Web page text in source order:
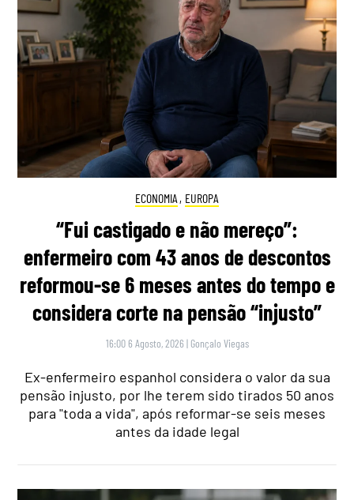
ECONOMIA , EUROPA
“Fui castigado e não mereço”:
enfermeiro com 43 anos de descontos
reformou-se 6 meses antes do tempo e
considera corte na pensão “injusto”
16:00 6 Agosto, 2026 | Gonçalo Viegas
Ex-enfermeiro espanhol considera o valor da sua
pensão injusto, por lhe terem sido tirados 50 anos
para "toda a vida", após reformar-se seis meses
antes da idade legal